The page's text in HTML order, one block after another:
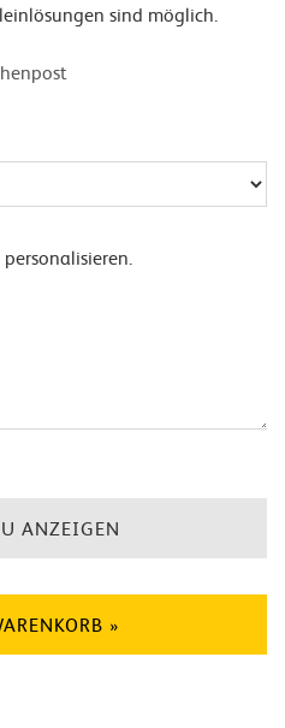
sind möglich.
ANZEIGEN
»